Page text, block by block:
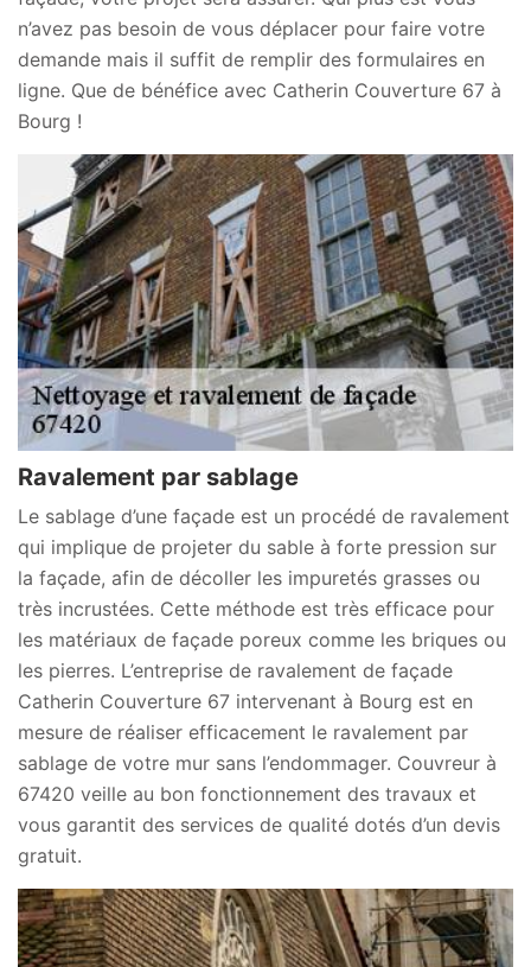
n’avez pas besoin de vous déplacer pour faire votre
demande mais il suffit de remplir des formulaires en
ligne. Que de bénéfice avec Catherin Couverture 67 à
Bourg !
Ravalement par sablage
Le sablage d’une façade est un procédé de ravalement
qui implique de projeter du sable à forte pression sur
la façade, afin de décoller les impuretés grasses ou
très incrustées. Cette méthode est très efficace pour
les matériaux de façade poreux comme les briques ou
les pierres. L’entreprise de ravalement de façade
Catherin Couverture 67 intervenant à Bourg est en
mesure de réaliser efficacement le ravalement par
sablage de votre mur sans l’endommager. Couvreur à
67420 veille au bon fonctionnement des travaux et
vous garantit des services de qualité dotés d’un devis
gratuit.